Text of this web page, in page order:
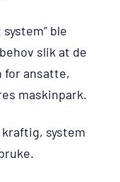
ble
slik at de
for ansatte,
maskinpark.
system